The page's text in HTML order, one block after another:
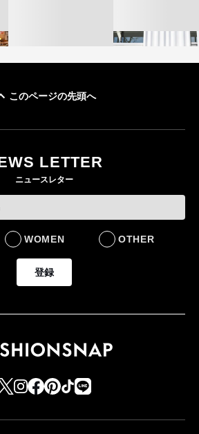
社長 「のんびりした
ら先はない」“前進”す
BUSINESS
BUSINESS
このページの先頭へ
LETTER
ニュースレター
WOMEN OTHER
登録